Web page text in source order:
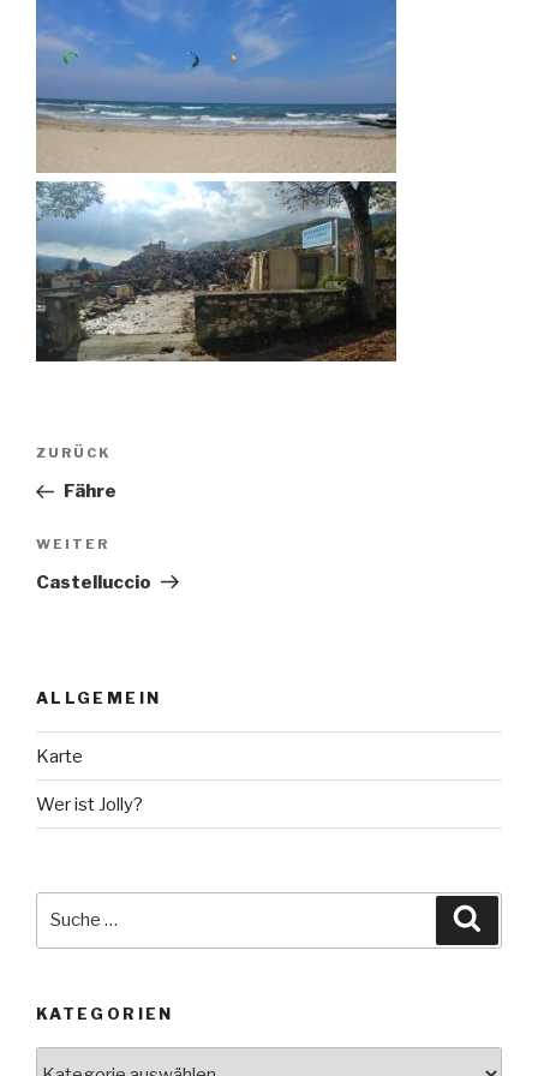
Beitragsnavigation
Vorheriger
Beitrag
ZURÜCK
Fähre
Nächster
Beitrag
WEITER
Castelluccio
ALLGEMEIN
Karte
Wer ist Jolly?
KATEGORIEN